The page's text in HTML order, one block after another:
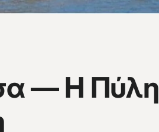
— Η Πύλη